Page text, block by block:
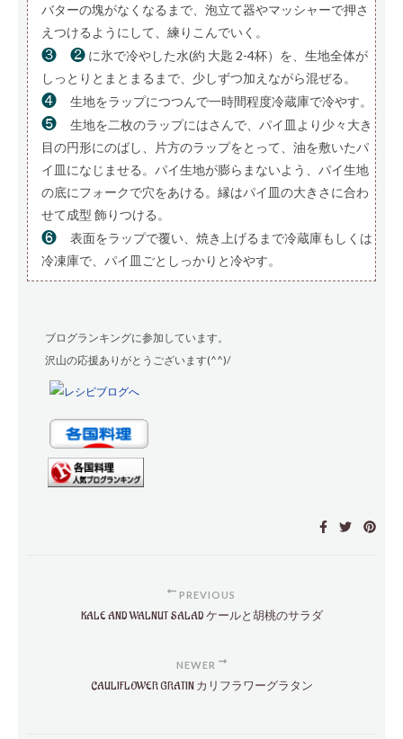
バターの塊がなくなるまで、泡立て器やマッシャーで押さ
えつけるようにして、練りこんでいく。
❸ ❷ に氷で冷やした水(約 大匙 2-4杯）を、生地全体が
しっとりとまとまるまで、少しずつ加えながら混ぜる。
❹ 生地をラップにつつんで一時間程度冷蔵庫で冷やす。
❺
生地を二枚のラップにはさんで、パイ皿より少々大き
目の円形にのばし、片方のラップをとって、油を敷いたパ
イ皿になじませる。パイ生地が膨らまないよう、パイ生地
の底にフォークで穴をあける。縁はパイ皿の大きさに合わ
せて成型 飾りつける。
❻
表面をラップで覆い、焼き上げるまで冷蔵庫もしくは
冷凍庫で、パイ皿ごとしっかりと冷やす。
ブログランキングに参加しています。
沢山の応援ありがとうございます(^^)/
PREVIOUS
KALE AND WALNUT SALAD ケールと胡桃のサラダ
NEWER
CAULIFLOWER GRATIN カリフラワーグラタン